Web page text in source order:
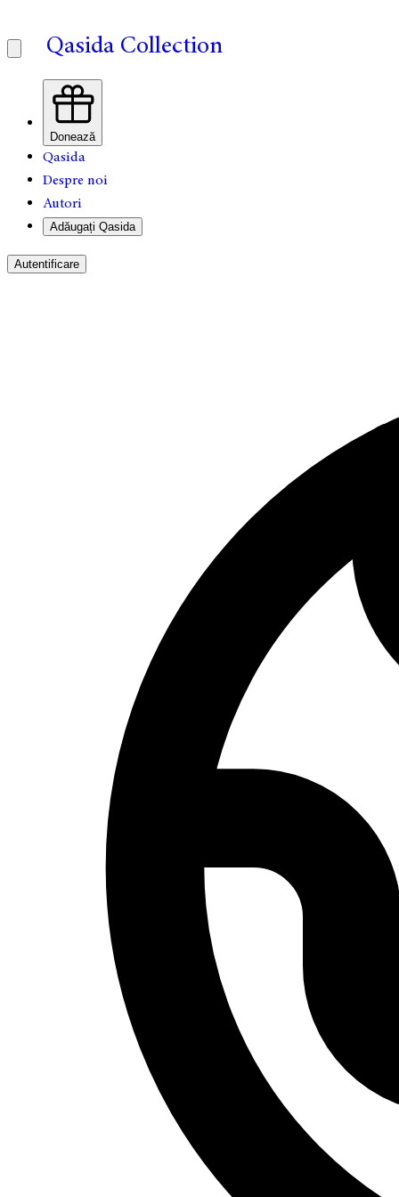
Qasida Collection
Donează
Qasida
Despre noi
Autori
Adăugați Qasida
Autentificare